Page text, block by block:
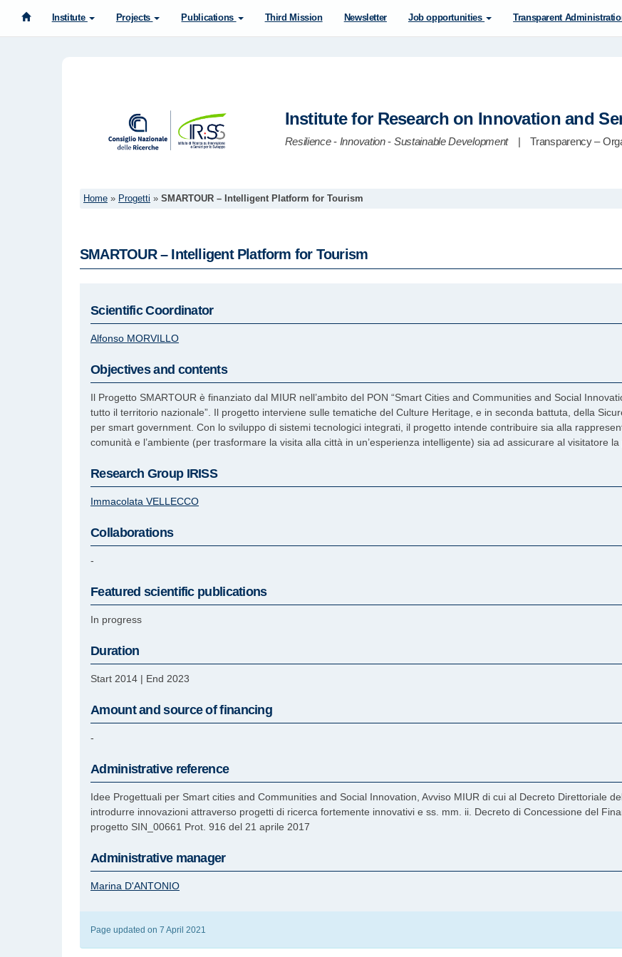
Institute Projects Publications Third Mission Newsletter Job opportunities Transparent
Institute for Research on Innovation and
Resilience- Innovation- Sustainable Development Transparency –
Home » Progetti » SMARTOUR – Intelligent Platform for Tourism
SMARTOUR – Intelligent Platform for Tourism
Scientific Coordinator
Alfonso MORVILLO
Objectives and contents
Il Progetto SMARTOUR è finanziato dal MIUR nell’ambito del PON “Smart Cities and Communities and Social
tutto il territorio nazionale”. Il progetto interviene sulle tematiche del Culture Heritage, e in seconda battuta, della
per smart government. Con lo sviluppo di sistemi tecnologici integrati, il progetto intende contribuire sia alla
comunità e l’ambiente (per trasformare la visita alla città in un’esperienza intelligente) sia ad assicurare al visitatore
Research Group IRISS
Immacolata VELLECCO
Collaborations
-
Featured scientific publications
In progress
Duration
Start 2014 | End 2023
Amount and source of financing
-
Administrative reference
Idee Progettuali per Smart cities and Communities and Social Innovation, Avviso MIUR di cui al Decreto Direttoriale
introdurre innovazioni attraverso progetti di ricerca fortemente innovativi e ss. mm. ii. Decreto di Concessione del
progetto SIN_00661 Prot. 916 del 21 aprile 2017
Administrative manager
Marina D'ANTONIO
Page updated on 7 April 2021